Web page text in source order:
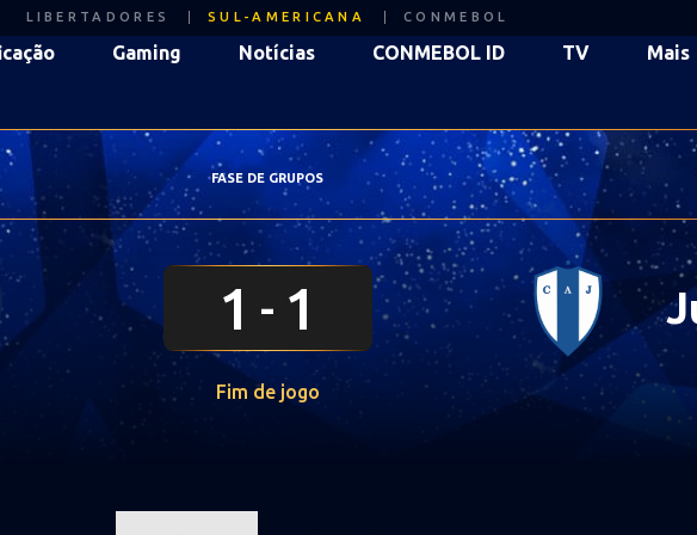
LIBERTADORES SUL-AMERICANA CONMEBOL
Gaming Notícias CONMEBOL ID TV Mais
FASE DE GRUPOS
1 1
Fim de jogo